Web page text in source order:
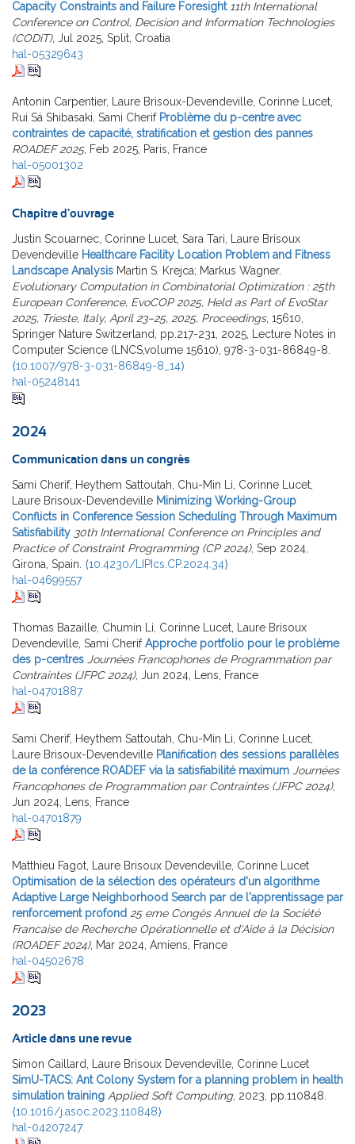
Capacity Constraints and Failure Foresight 11th International
Conference on Control, Decision and Information Technologies
(CODiT), Jul 2025, Split, Croatia
hal-05329643
Antonin Carpentier, Laure Brisoux-Devendeville, Corinne Lucet,
Rui Sá Shibasaki, Sami Cherif Problème du p-centre avec
contraintes de capacité, stratification et gestion des pannes
ROADEF 2025, Feb 2025, Paris, France
hal-05001302
Chapitre d'ouvrage
Justin Scouarnec, Corinne Lucet, Sara Tari, Laure Brisoux
Devendeville Healthcare Facility Location Problem and Fitness
Landscape Analysis Martin S. Krejca; Markus Wagner.
Evolutionary Computation in Combinatorial Optimization : 25th
European Conference, EvoCOP 2025, Held as Part of EvoStar
2025, Trieste, Italy, April 23–25, 2025, Proceedings, 15610,
Springer Nature Switzerland, pp.217-231, 2025, Lecture Notes in
Computer Science (LNCS,volume 15610), 978-3-031-86849-8.
⟨10.1007/978-3-031-86849-8_14⟩
hal-05248141
2024
Communication dans un congrès
Sami Cherif, Heythem Sattoutah, Chu-Min Li, Corinne Lucet,
Laure Brisoux-Devendeville Minimizing Working-Group
Conflicts in Conference Session Scheduling Through Maximum
Satisfiability 30th International Conference on Principles and
Practice of Constraint Programming (CP 2024), Sep 2024,
Girona, Spain. ⟨10.4230/LIPIcs.CP.2024.34⟩
hal-04699557
Thomas Bazaille, Chumin Li, Corinne Lucet, Laure Brisoux
Devendeville, Sami Cherif Approche portfolio pour le problème
des p-centres Journées Francophones de Programmation par
Contraintes (JFPC 2024), Jun 2024, Lens, France
hal-04701887
Sami Cherif, Heythem Sattoutah, Chu-Min Li, Corinne Lucet,
Laure Brisoux-Devendeville Planification des sessions parallèles
de la conférence ROADEF via la satisfiabilité maximum Journées
Francophones de Programmation par Contraintes (JFPC 2024),
Jun 2024, Lens, France
hal-04701879
Matthieu Fagot, Laure Brisoux Devendeville, Corinne Lucet
Optimisation de la sélection des opérateurs d'un algorithme
Adaptive Large Neighborhood Search par de l'apprentissage par
renforcement profond 25 eme Congès Annuel de la Société
Francaise de Recherche Opérationnelle et d'Aide à la Décision
(ROADEF 2024), Mar 2024, Amiens, France
hal-04502678
2023
Article dans une revue
Simon Caillard, Laure Brisoux Devendeville, Corinne Lucet
SimU-TACS: Ant Colony System for a planning problem in health
simulation training Applied Soft Computing, 2023, pp.110848.
⟨10.1016/j.asoc.2023.110848⟩
hal-04207247